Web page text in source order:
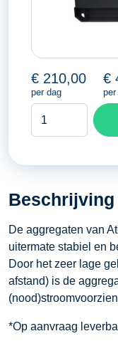
€ 210,00
per dag
€
100
Super
aantal
Beschrijving
De aggregaten van
uitermate stabiel en
Door het zeer lage
afstand) is de
*Op aanvraag